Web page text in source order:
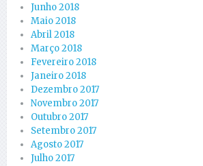
Junho 2018
Maio 2018
Abril 2018
Março 2018
Fevereiro 2018
Janeiro 2018
Dezembro 2017
Novembro 2017
Outubro 2017
Setembro 2017
Agosto 2017
Julho 2017